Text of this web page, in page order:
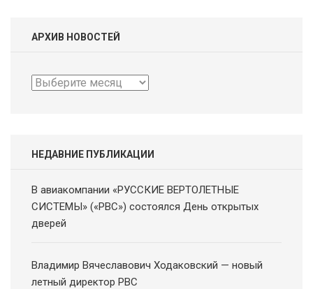
АРХИВ НОВОСТЕЙ
Архив
НЕДАВНИЕ ПУБЛИКАЦИИ
В авиакомпании «РУССКИЕ ВЕРТОЛЕТНЫЕ
СИСТЕМЫ» («РВС») состоялся День открытых
дверей
Владимир Вячеславович Ходаковский — новый
летный директор РВС